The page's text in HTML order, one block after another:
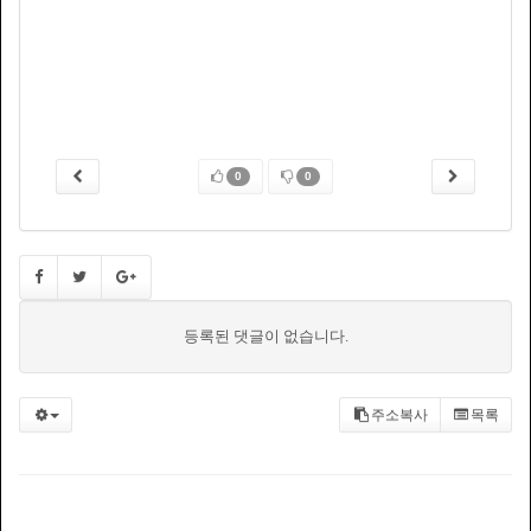
0 0
등록된 댓글이 없습니다.
주소복사 목록